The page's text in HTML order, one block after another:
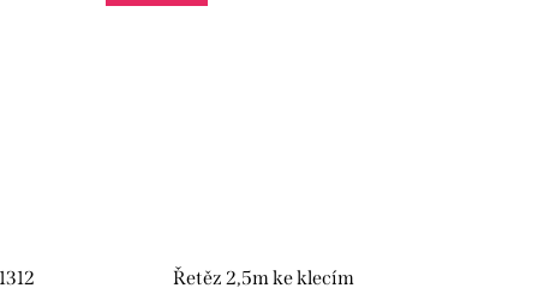
Řetěz 2,5m ke klecím